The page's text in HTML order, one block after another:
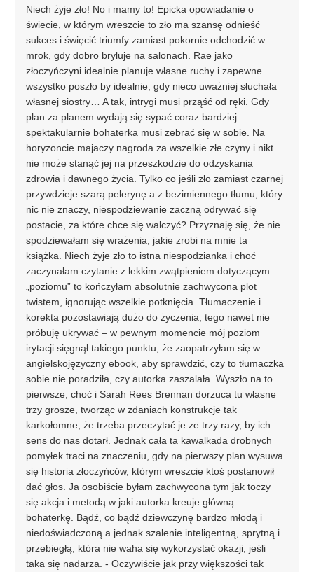
Niech żyje zło! No i mamy to! Epicka opowiadanie o
świecie, w którym wreszcie to zło ma szansę odnieść
sukces i święcić triumfy zamiast pokornie odchodzić w
mrok, gdy dobro bryluje na salonach. Rae jako
złoczyńczyni idealnie planuje własne ruchy i zapewne
wszystko poszło by idealnie, gdy nieco uważniej słuchała
własnej siostry… A tak, intrygi musi prząść od ręki. Gdy
plan za planem wydają się sypać coraz bardziej
spektakularnie bohaterka musi zebrać się w sobie. Na
horyzoncie majaczy nagroda za wszelkie złe czyny i nikt
nie może stanąć jej na przeszkodzie do odzyskania
zdrowia i dawnego życia. Tylko co jeśli zło zamiast czarnej
przywdzieje szarą pelerynę a z bezimiennego tłumu, który
nic nie znaczy, niespodziewanie zaczną odrywać się
postacie, za które chce się walczyć? Przyznaję się, że nie
spodziewałam się wrażenia, jakie zrobi na mnie ta
książka. Niech żyje zło to istna niespodzianka i choć
zaczynałam czytanie z lekkim zwątpieniem dotyczącym
„poziomu” to kończyłam absolutnie zachwycona plot
twistem, ignorując wszelkie potknięcia. Tłumaczenie i
korekta pozostawiają dużo do życzenia, tego nawet nie
próbuję ukrywać – w pewnym momencie mój poziom
irytacji sięgnął takiego punktu, że zaopatrzyłam się w
angielskojęzyczny ebook, aby sprawdzić, czy to tłumaczka
sobie nie poradziła, czy autorka zaszalała. Wyszło na to
pierwsze, choć i Sarah Rees Brennan dorzuca tu własne
trzy grosze, tworząc w zdaniach konstrukcje tak
karkołomne, że trzeba przeczytać je ze trzy razy, by ich
sens do nas dotarł. Jednak cała ta kawalkada drobnych
pomyłek traci na znaczeniu, gdy na pierwszy plan wysuwa
się historia złoczyńców, którym wreszcie ktoś postanowił
dać głos. Ja osobiście byłam zachwycona tym jak toczy
się akcja i metodą w jaki autorka kreuje główną
bohaterkę. Bądź, co bądź dziewczynę bardzo młodą i
niedoświadczoną a jednak szalenie inteligentną, sprytną i
przebiegłą, która nie waha się wykorzystać okazji, jeśli
taka się nadarza. - Oczywiście jak przy większości tak